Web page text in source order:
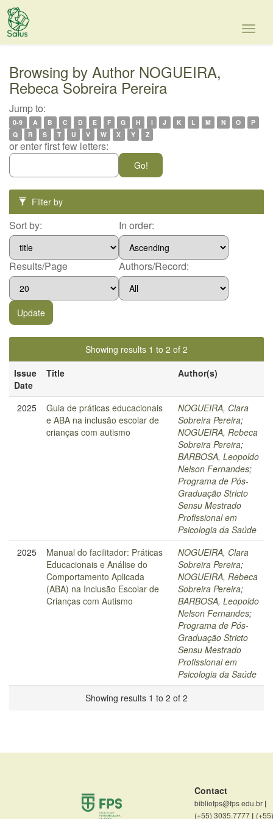
Skip
Browsing by Author NOGUEIRA,
Rebeca Sobreira Pereira
Jump to:
0-9 A B C D E F G H I J K L M N O
P
Q
R S T U V W X Y Z
or enter first few letters:
Filter by
Sort by: In order:
Results/Page Authors/Record:
Showing results 1 to 2 of 2
Issue
Date
Title Author(s)
2025
Guia de práticas educacionais
e ABA na inclusão escolar de
crianças com autismo
NOGUEIRA, Clara
Sobreira Pereira;
NOGUEIRA, Rebeca
Sobreira Pereira;
BARBOSA, Leopoldo
Nelson Fernandes;
Programa de Pós-
Graduação Stricto
Sensu Mestrado
Profissional em
Psicologia da Saúde
2025
Manual do facilitador: Práticas
Educacionais e Análise do
Comportamento Aplicada
(ABA) na Inclusão Escolar de
Crianças com Autismo
NOGUEIRA, Clara
Sobreira Pereira;
NOGUEIRA, Rebeca
Sobreira Pereira;
BARBOSA, Leopoldo
Nelson Fernandes;
Programa de Pós-
Graduação Stricto
Sensu Mestrado
Profissional em
Psicologia da Saúde
Showing results 1 to 2 of 2
Contact
bibliofps@fps edu.br |
(+55) 3035.7777 |